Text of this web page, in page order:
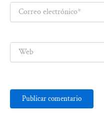
Correo
electrónico*
Web